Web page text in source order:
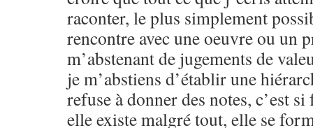
raconter, le plus simplement
rencontre avec une oeuvre ou un
m’abstenant de jugements de
je m’abstiens d’établir une
refuse à donner des notes, c’est
elle existe malgré tout, elle se